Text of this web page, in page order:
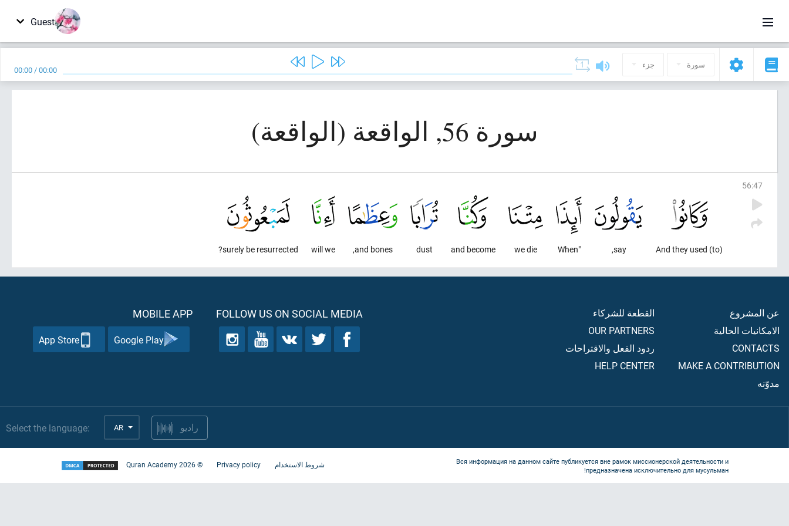
Guest
سورة جزء 00:00 /00:00
سورة 56, الواقعة (الواقعة)
56:47
And they used (to)
say,
"When
we die
and become
dust
and bones,
will we
surely be resurrected?
عن المشروع
الامكانيات الحالية
CONTACTS
MAKE A CONTRIBUTION
مدوّنه
القطعة للشركاء
OUR PARTNERS
ردود الفعل والاقتراحات
HELP CENTER
FOLLOW US ON SOCIAL MEDIA
MOBILE APP
Google Play
App Store
Select the language: AR راديو
Вся информация на данном сайте публикуется вне рамок миссионерской деятельности и
предназначена исключительно для мусульман!
شروط الاستخدام Privacy policy
©
2026